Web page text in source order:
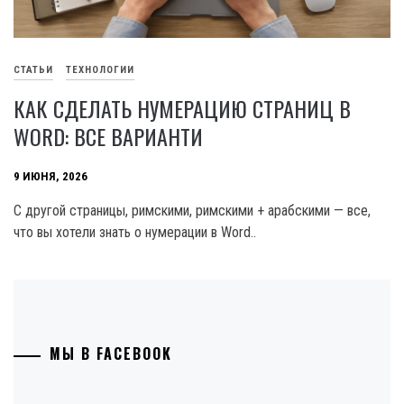
СТАТЬИ ТЕХНОЛОГИИ
КАК СДЕЛАТЬ НУМЕРАЦИЮ СТРАНИЦ В
WORD: ВСЕ ВАРИАНТИ
9 ИЮНЯ, 2026
С другой страницы, римскими, римскими + арабскими — все,
что вы хотели знать о нумерации в Word..
МЫ В FACEBOOK